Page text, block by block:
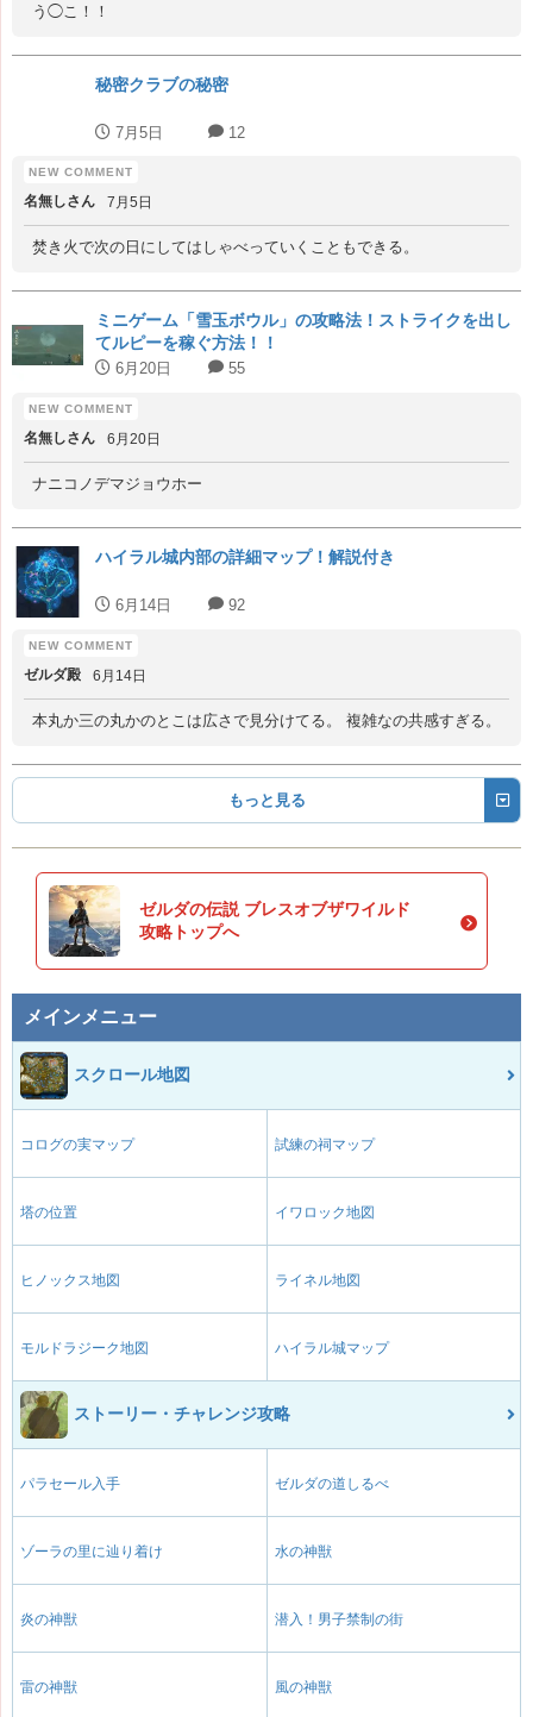
う◯こ！！
秘密クラブの秘密
7月5日 12
名無しさん 7月5日
焚き火で次の日にしてはしゃべっていくこともできる。
ミニゲーム「雪玉ボウル」の攻略法！ストライクを出し
てルピーを稼ぐ方法！！
6月20日 55
名無しさん 6月20日
ナニコノデマジョウホー
ハイラル城内部の詳細マップ！解説付き
6月14日 92
ゼルダ殿 6月14日
本丸か三の丸かのとこは広さで見分けてる。 複雑なの共感すぎる。
もっと見る
ゼルダの伝説 ブレスオブザワイルド
攻略トップへ
メインメニュー
スクロール地図
コログの実マップ 試練の祠マップ
塔の位置 イワロック地図
ヒノックス地図 ライネル地図
モルドラジーク地図 ハイラル城マップ
ストーリー・チャレンジ攻略
パラセール入手 ゼルダの道しるべ
ゾーラの里に辿り着け 水の神獣
炎の神獣 潜入！男子禁制の街
雷の神獣 風の神獣